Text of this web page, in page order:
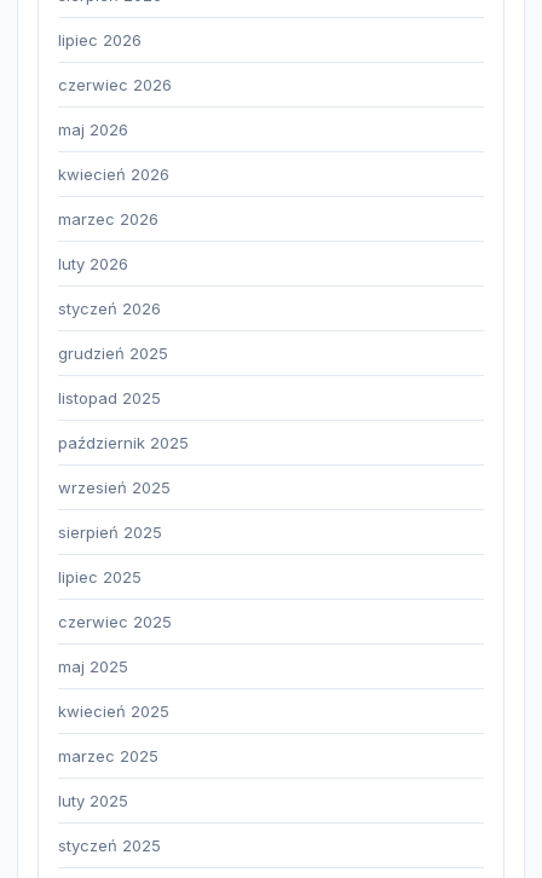
lipiec 2026
czerwiec 2026
maj 2026
kwiecień 2026
marzec 2026
luty 2026
styczeń 2026
grudzień 2025
listopad 2025
październik 2025
wrzesień 2025
sierpień 2025
lipiec 2025
czerwiec 2025
maj 2025
kwiecień 2025
marzec 2025
luty 2025
styczeń 2025